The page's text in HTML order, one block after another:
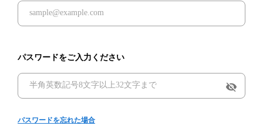
パスワードをご入力ください
visibility_off
パスワードを忘れた場合